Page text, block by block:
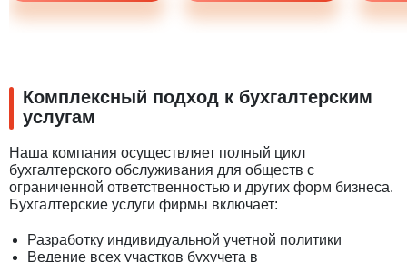
Комплексный подход к бухгалтерским
услугам
Наша компания осуществляет полный цикл
бухгалтерского обслуживания для обществ с
ограниченной ответственностью и других форм бизнеса.
Бухгалтерские услуги фирмы включает:
Разработку индивидуальной учетной политики
Ведение всех участков бухучета в